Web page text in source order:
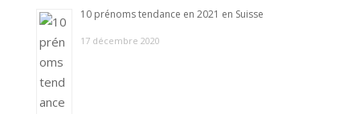
10 prénoms tendance en 2021 en Suisse
17 décembre 2020